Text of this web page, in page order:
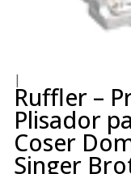
|
Ruffler –
Plisador
Coser
Singer